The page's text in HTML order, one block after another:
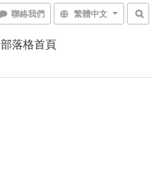
聯絡我們 繁體中文
部落格首頁